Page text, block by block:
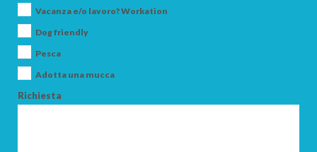
Vacanza e/o lavoro? Workation
Dog friendly
Pesca
Adotta una mucca
Richiesta